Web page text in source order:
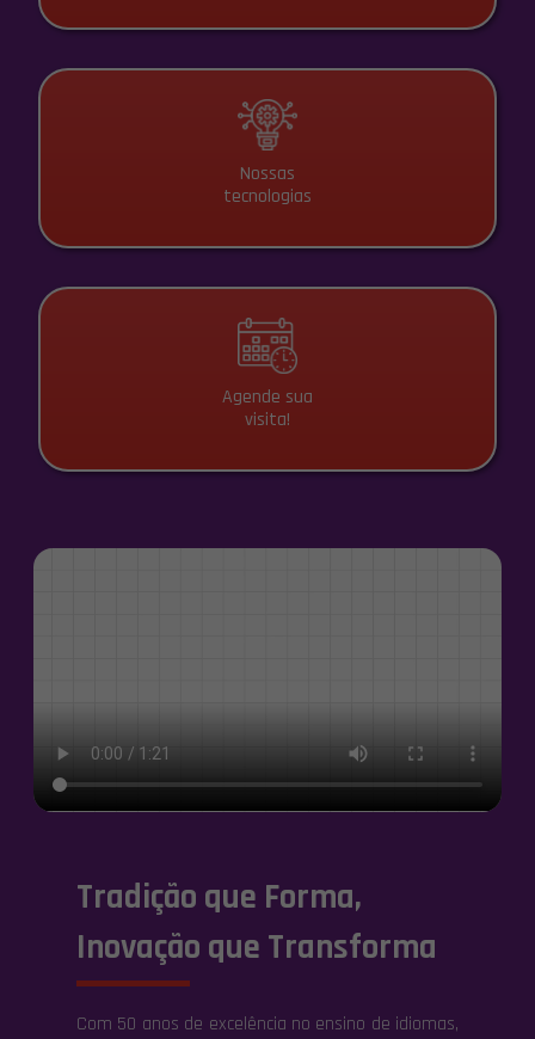
Nossas
tecnologias
Agende sua
visita!
Tradição que Forma,
Inovação que Transforma
Com 50 anos de excelência no ensino de idiomas,